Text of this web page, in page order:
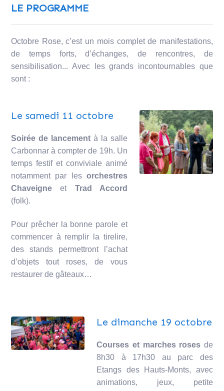
LE PROGRAMME
Octobre Rose, c’est un mois complet de manifestations,
de temps forts, d’échanges, de rencontres, de
sensibilisation... Avec les grands incontournables que
sont :
Le samedi 11 octobre
Soirée de lancementà la salle
Carbonnar à compter de 19h. Un
temps festif et conviviale animé
notamment par les orchestres
Chaveigne et Trad Accord
(folk).
Pour prêcher la bonne parole et
commencer à remplir la tirelire,
des stands permettront l’achat
d’objets tout roses, de vous
restaurer de gâteaux…
Le dimanche 19 octobre
Courses et marches roses de
8h30 à 17h30 au parc des
Etangs des Hauts-Monts, avec
animations, jeux, petite